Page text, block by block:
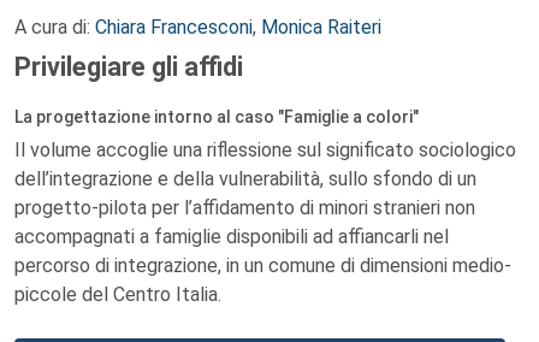
A cura di: Chiara Francesconi, Monica Raiteri
Privilegiare gli affidi
La progettazione intorno al caso "Famiglie a colori"
Il volume accoglie una riflessione sul significato sociologico
dell’integrazione e della vulnerabilità, sullo sfondo di un
progetto-pilota per l’affidamento di minori stranieri non
accompagnati a famiglie disponibili ad affiancarli nel
percorso di integrazione, in un comune di dimensioni medio-
piccole del Centro Italia.